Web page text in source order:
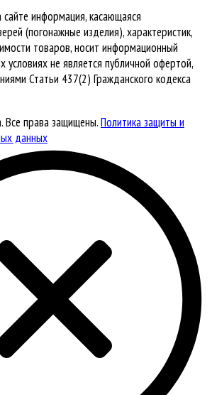
информация, касающаяся
(погонажные изделия), характеристик,
товаров, носит информационный
условиях не является публичной офертой,
Статьи 437(2) Гражданского кодекса
Все права защищены.Политика защиты и
данных